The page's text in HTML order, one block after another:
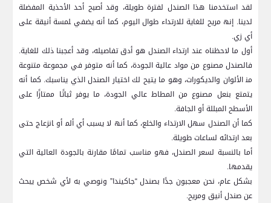
لقد استخدمنا هذا الصندل لفترة‍ طويلة، وقد​ أصبح أحد‍ الأحذية المفضلة
لدينا. إنه‍ مريح للغاية للارتداء طوال ‌اليوم، كما أنه يضفي ‍لمسة أنيقة على
أي زي.
أول ما​ لاحظناه عند ارتداء الصندل ⁢هو أدق تفاصيله، وقد أعجبنا⁢ ذلك للغاية.
فالصندل⁤ مصنوع​ من مواد عالية الجودة، كما‌ أنه متوفر في مجموعة متنوعة
من‍ الألوان والديكورات، وهو ما يتيح لك اختيار الصندل الذي يناسبك.⁣ كما أنه
يتمتع بنعل مصنوع من ​المطاط عالي الجودة، ​ما يوفر ثباتًا ممتازًا على
الأسطح المبللة أو الجافة.
كما‌ أن الصندل سهل الارتداء والخلع، كما أنه‍ لا يسبب أي ألم‍ أو ‍انزعاج حتى⁤
بعد ⁢ارتدائه لساعات طويلة.
أما بالنسبة لسعر الصندل، فهو ⁢مناسب‌ تمامًا مقارنة بالجودة العالية التي
يقدمها.
بشكل عام، نحن معجبون جدًا بصندل​ “جاكيندا” ونوصي به لأي ‌شخص يبحث
عن ⁣صندل أنيق ومريح.